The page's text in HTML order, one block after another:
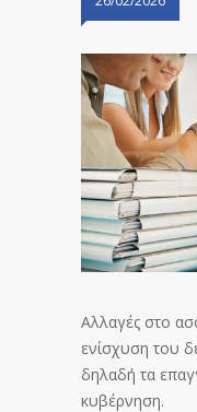
Αλλαγές στο
ενίσχυση του
δηλαδή τα
κυβέρνηση.